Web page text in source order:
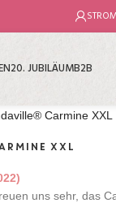
20. JUBILÄUMB2B
Carmine XXL
XXL
uns sehr, das